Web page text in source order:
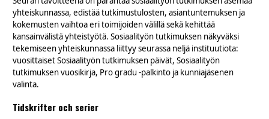
yhteiskunnassa, edistää tutkimustulosten, asiantuntemuksen ja
kokemusten vaihtoa eri toimijoiden välillä sekä kehittää
kansainvälistä yhteistyötä. Sosiaalityön tutkimuksen näkyväksi
tekemiseen yhteiskunnassa liittyy seurassa neljä instituutiota:
vuosittaiset Sosiaalityön tutkimuksen päivät, Sosiaalityön
tutkimuksen vuosikirja, Pro gradu -palkinto ja kunniajäsenen
valinta.
Tidskrifter och serier